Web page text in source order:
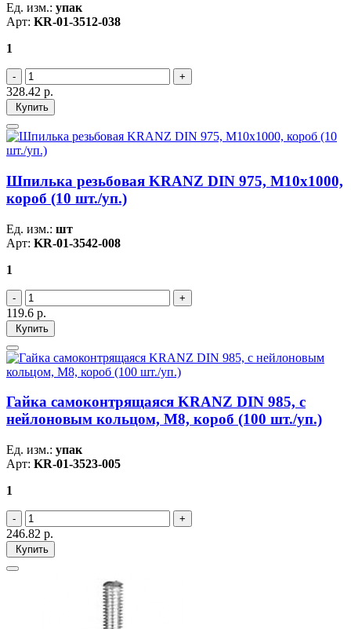
Ед. изм.: упак
Арт: KR-01-3512-038
1
328.42 р.
Купить
Шпилька резьбовая KRANZ DIN 975, M10х1000,
короб (10 шт./уп.)
Ед. изм.: шт
Арт: KR-01-3542-008
1
119.6 р.
Купить
Гайка самоконтрящаяся KRANZ DIN 985, с
нейлоновым кольцом, M8, короб (100 шт./уп.)
Ед. изм.: упак
Арт: KR-01-3523-005
1
246.82 р.
Купить